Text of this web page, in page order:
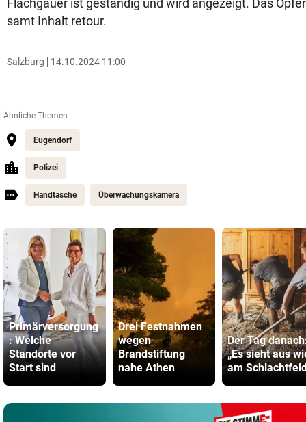
Flachgauer ist geständig und wird angezeigt. Das
samt Inhalt retour.
Salzburg 14.10.2024 11:00
Ähnliche Themen
Eugendorf
Polizei
Handtasche Überwachungskamera
Primärversorgung
: Welche
Standorte vor
Start sind
Drei Festnahmen
wegen
Brandstiftung
nahe Athen
Der Tag
„Es sieht aus
am